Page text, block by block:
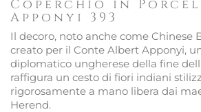
Coperchio in
Apponyi 393
Il decoro, noto anche come Chinese
creato per il Conte Albert Apponyi,
diplomatico ungherese della fine
raffigura un cesto di fiori indiani
rigorosamente a mano libera dai
Herend.